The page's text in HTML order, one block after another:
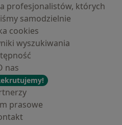
profesjonalistów, których
samodzielnie
cookies
wyszukiwania
nas
prasowe